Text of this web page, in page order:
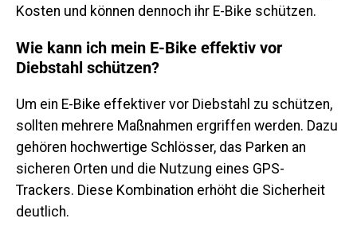
Kosten und können dennoch ihr E-Bike schützen.
Wie kann ich mein E-Bike effektiv vor
Diebstahl schützen?
Um ein E-Bike effektiver vor Diebstahl zu schützen,
sollten mehrere Maßnahmen ergriffen werden. Dazu
gehören hochwertige Schlösser, das Parken an
sicheren Orten und die Nutzung eines GPS-
Trackers. Diese Kombination erhöht die Sicherheit
deutlich.